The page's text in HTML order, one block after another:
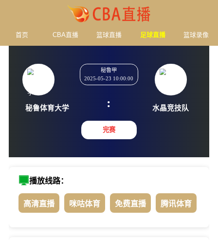
首页 CBA直播 篮球直播 足球直播 篮球录像
秘鲁体育大学
秘鲁甲
2025-05-23 10:00:00
:
完赛
播放线路：
高清直播 咪咕体育 免费直播 腾讯体育